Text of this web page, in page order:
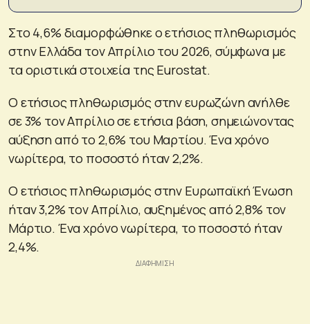
Στο 4,6% διαμορφώθηκε ο ετήσιος πληθωρισμός
στην Ελλάδα τον Απρίλιο του 2026, σύμφωνα με
τα οριστικά στοιχεία της Eurostat.
Ο ετήσιος πληθωρισμός στην ευρωζώνη ανήλθε
σε 3% τον Απρίλιο σε ετήσια βάση, σημειώνοντας
αύξηση από το 2,6% του Μαρτίου. Ένα χρόνο
νωρίτερα, το ποσοστό ήταν 2,2%.
Ο ετήσιος πληθωρισμός στην Ευρωπαϊκή Ένωση
ήταν 3,2% τον Απρίλιο, αυξημένος από 2,8% τον
Μάρτιο. Ένα χρόνο νωρίτερα, το ποσοστό ήταν
2,4%.